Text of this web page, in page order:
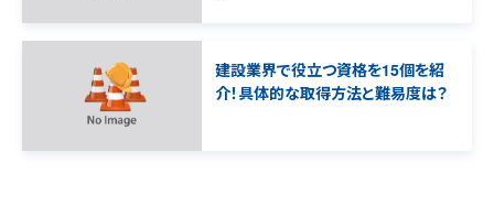
建設業界で役立つ資格を15個を紹
介！具体的な取得方法と難易度は？